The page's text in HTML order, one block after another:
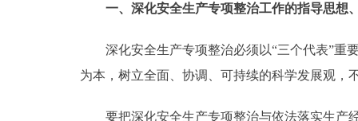
一、深化安全生产专项整治工作的指导思想
深化安全生产专项整治必须以“三个代表”重要
为本，树立全面、协调、可持续的科学发展观，
要把深化安全生产专项整治与依法落实生产经